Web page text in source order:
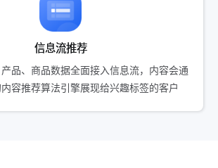
信息流推荐
品、商品数据全面接入信息流，内容会通
容推荐算法引擎展现给兴趣标签的客户